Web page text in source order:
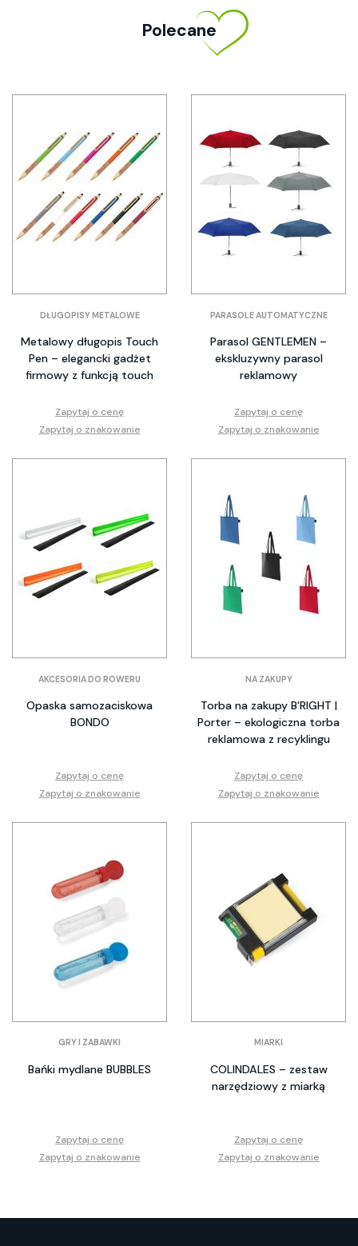
Polecane
DŁUGOPISY METALOWE
Metalowy długopis Touch
Pen – elegancki gadżet
firmowy z funkcją touch
Zapytaj o cenę
Zapytaj o znakowanie
PARASOLE AUTOMATYCZNE
Parasol GENTLEMEN –
ekskluzywny parasol
reklamowy
Zapytaj o cenę
Zapytaj o znakowanie
AKCESORIA DO ROWERU
Opaska samozaciskowa
BONDO
Zapytaj o cenę
Zapytaj o znakowanie
NA ZAKUPY
Torba na zakupy B'RIGHT |
Porter – ekologiczna torba
reklamowa z recyklingu
Zapytaj o cenę
Zapytaj o znakowanie
GRY I ZABAWKI
Bańki mydlane BUBBLES
Zapytaj o cenę
Zapytaj o znakowanie
MIARKI
COLINDALES – zestaw
narzędziowy z miarką
Zapytaj o cenę
Zapytaj o znakowanie